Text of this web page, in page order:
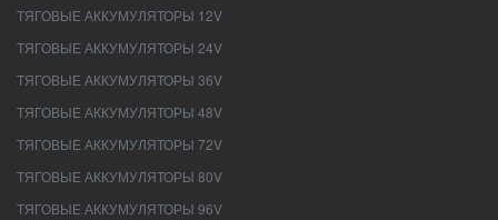
ТЯГОВЫЕ АККУМУЛЯТОРЫ 12V
ТЯГОВЫЕ АККУМУЛЯТОРЫ 24V
ТЯГОВЫЕ АККУМУЛЯТОРЫ 36V
ТЯГОВЫЕ АККУМУЛЯТОРЫ 48V
ТЯГОВЫЕ АККУМУЛЯТОРЫ 72V
ТЯГОВЫЕ АККУМУЛЯТОРЫ 80V
ТЯГОВЫЕ АККУМУЛЯТОРЫ 96V